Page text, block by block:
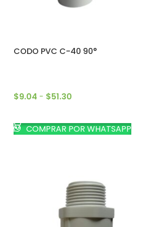
CODO PVC C-40 90°
$9.04 - $51.30
COMPRAR POR WHATSAPP